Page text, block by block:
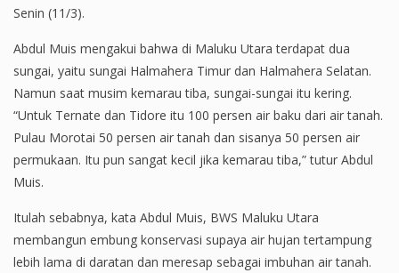
Senin (11/3).
Abdul Muis mengakui bahwa di Maluku Utara terdapat dua
sungai, yaitu sungai Halmahera Timur dan Halmahera Selatan.
Namun saat musim kemarau tiba, sungai-sungai itu kering.
“Untuk Ternate dan Tidore itu 100 persen air baku dari air tanah.
Pulau Morotai 50 persen air tanah dan sisanya 50 persen air
permukaan. Itu pun sangat kecil jika kemarau tiba,” tutur Abdul
Muis.
Itulah sebabnya, kata Abdul Muis, BWS Maluku Utara
membangun embung konservasi supaya air hujan tertampung
lebih lama di daratan dan meresap sebagai imbuhan air tanah.